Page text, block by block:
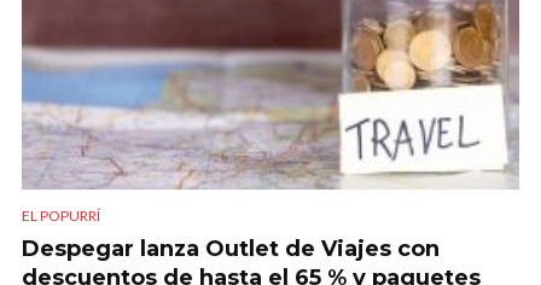
EL POPURRÍ
Despegar lanza Outlet de Viajes con
descuentos de hasta el 65 % y paquetes